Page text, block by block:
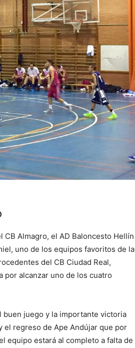
CB Almagro, el AD Baloncesto Hellín
uno de los equipos favoritos de la
del CB Ciudad Real,
por alcanzar uno de los cuatro
buen juego y la importante victoria
el regreso de Ape Andújar que por
equipo estará al completo a falta de